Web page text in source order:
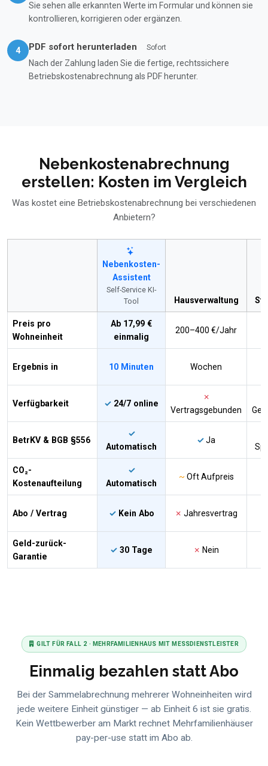
Sie sehen alle erkannten Werte im Formular und können sie
kontrollieren, korrigieren oder ergänzen.
4 PDF sofort herunterladen Sofort
Nach der Zahlung laden Sie die fertige, rechtssichere
Betriebskostenabrechnung als PDF herunter.
Nebenkostenabrechnung
erstellen: Kosten im Vergleich
Was kostet eine Betriebskostenabrechnung bei verschiedenen
Anbietern?
Nebenkosten-
Assistent
Self-Service KI-
Tool
Hausverwaltung
Preis pro
Wohneinheit
Ab 17,99 €
einmalig
200–400 €/Jahr
Ergebnis in 10 Minuten Wochen
Verfügbarkeit ✓ 24/7 online
✗
Vertragsgebunden
BetrKV & BGB §556
✓
Automatisch
✓Ja
CO₂-
Kostenaufteilung
✓
Automatisch
~ Oft Aufpreis
Abo / Vertrag ✓Kein Abo ✗ Jahresvertrag
Geld-zurück-
Garantie
✓ 30 Tage ✗ Nein
GILT FÜR FALL 2 · MEHRFAMILIENHAUS MIT MESSDIENSTLEISTER
Einmalig bezahlen statt Abo
Bei der Sammelabrechnung mehrerer Wohneinheiten wird
jede weitere Einheit günstiger — ab Einheit 6 ist sie gratis.
Kein Wettbewerber am Markt rechnet Mehrfamilienhäuser
pay-per-use statt im Abo ab.